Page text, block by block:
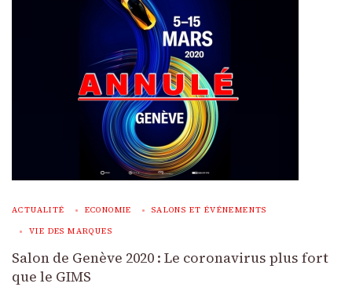
ACTUALITÉ ECONOMIE SALONS ET ÉVÉNEMENTS
VIE DES MARQUES
Salon de Genève 2020 : Le coronavirus plus fort
que le GIMS